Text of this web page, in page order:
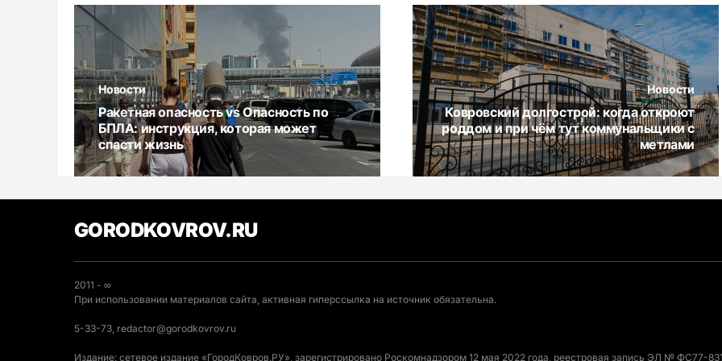
Новости
Ракетная опасность vs Опасность по
БПЛА: инструкция, которая может
спасти жизнь
Новости
Ковровский долгострой: когда откроют
роддом и при чём тут коммунальщики с
метлами
GORODKOVROV.RU
2011 - ∞
При использовании материалов сайта, активная гиперссылка на источник обязательна.
5-33-73, redactor@gorodkovrov.ru
Издание: сетевое издание «ГородКовров.РУ», зарегистрировано Роскомнадзором 12 мая 2022 года, реестровая запись ЭЛ № ФС77-